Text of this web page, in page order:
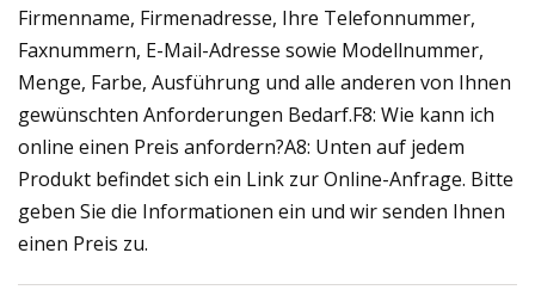
Firmenname, Firmenadresse, Ihre Telefonnummer,
Faxnummern, E-Mail-Adresse sowie Modellnummer,
Menge, Farbe, Ausführung und alle anderen von Ihnen
gewünschten Anforderungen Bedarf.F8: Wie kann ich
online einen Preis anfordern?A8: Unten auf jedem
Produkt befindet sich ein Link zur Online-Anfrage. Bitte
geben Sie die Informationen ein und wir senden Ihnen
einen Preis zu.